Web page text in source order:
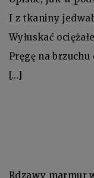
I z tkaniny
Wyłuskać
Pręgę na
[…]
Rdzawy marmur